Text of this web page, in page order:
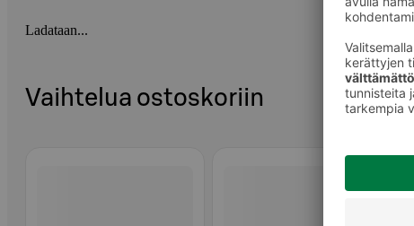
Ladataan...
Vaihtelua ostoskoriin